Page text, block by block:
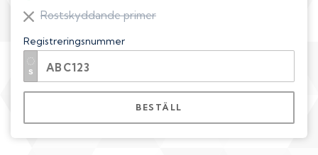
Rostskyddande primer
Registreringsnummer
BESTÄLL